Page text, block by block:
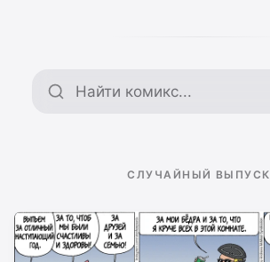
Поиск по архиву
СЛУЧАЙНЫЙ ВЫПУСК